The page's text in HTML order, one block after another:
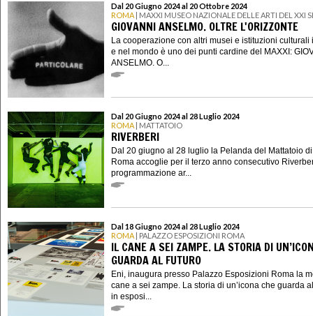
Dal 20 Giugno 2024 al 20 Ottobre 2024
ROMA | MAXXI MUSEO NAZIONALE DELLE ARTI DEL XXI
GIOVANNI ANSELMO. OLTRE L'ORIZZONTE
La cooperazione con altri musei e istituzioni culturali
e nel mondo è uno dei punti cardine del MAXXI:
ANSELMO. O...
Dal 20 Giugno 2024 al 28 Luglio 2024
ROMA | MATTATOIO
RIVERBERI
Dal 20 giugno al 28 luglio la Pelanda del Mattatoio di
Roma accoglie per il terzo anno consecutivo
programmazione ar...
Dal 18 Giugno 2024 al 28 Luglio 2024
ROMA | PALAZZO ESPOSIZIONI ROMA
IL CANE A SEI ZAMPE. LA STORIA DI
GUARDA AL FUTURO
Eni, inaugura presso Palazzo Esposizioni Roma la
cane a sei zampe. La storia di un’icona che guarda
in esposi...